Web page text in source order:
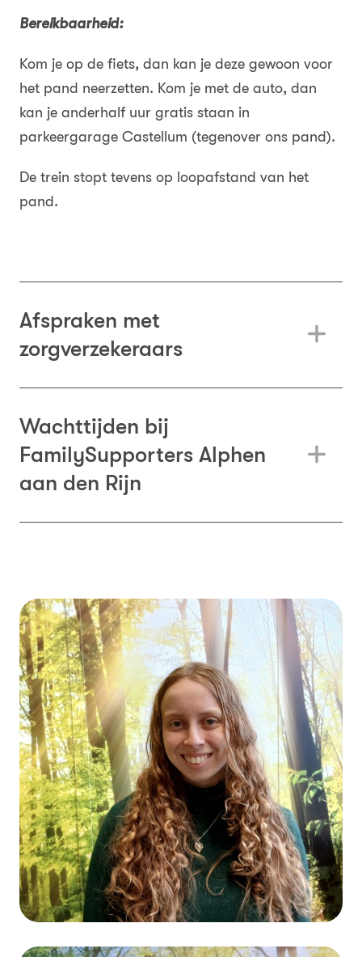
Bereikbaarheid:
Kom je op de fiets, dan kan je deze gewoon voor
het pand neerzetten. Kom je met de auto, dan
kan je anderhalf uur gratis staan in
parkeergarage Castellum (tegenover ons pand).
De trein stopt tevens op loopafstand van het
pand.
Afspraken met
zorgverzekeraars
Wachttijden bij
FamilySupporters Alphen
aan den Rijn